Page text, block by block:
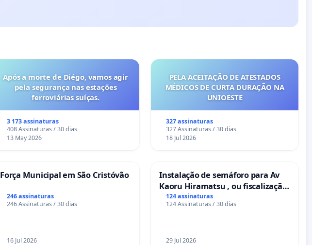
Após a morte de Diégo, vamos agir
pela segurança nas estações
ferroviárias suíças.
3 173 assinaturas
408 Assinaturas / 30 dias
13 May 2026
PELA ACEITAÇÃO DE ATESTADOS
MÉDICOS DE CURTA DURAÇÃO NA
UNIOESTE
327 assinaturas
327 Assinaturas / 30 dias
18 Jul 2026
Força Municipal em São Cristóvão
246 assinaturas
246 Assinaturas / 30 dias
16 Jul 2026
Instalação de semáforo para Av
Kaoru Hiramatsu , ou fiscalização
Eletrônica
124 assinaturas
124 Assinaturas / 30 dias
29 Jul 2026